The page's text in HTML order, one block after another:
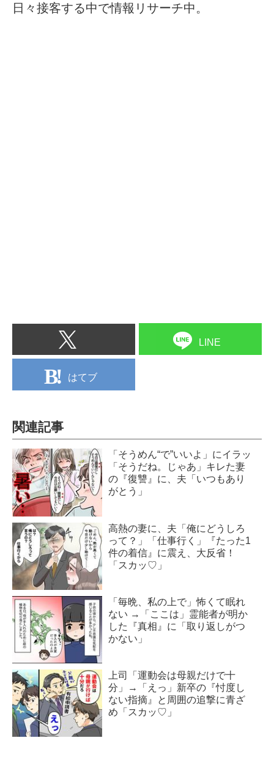
日々接客する中で情報リサーチ中。
LINE
はてブ
関連記事
「そうめん“で”いいよ」にイラッ
「そうだね。じゃあ」キレた妻
の『復讐』に、夫「いつもあり
がとう」
高熱の妻に、夫「俺にどうしろ
って？」「仕事行く」『たった1
件の着信』に震え、大反省！
「スカッ♡」
「毎晩、私の上で」怖くて眠れ
ない →「ここは」霊能者が明か
した『真相』に「取り返しがつ
かない」
上司「運動会は母親だけで十
分」→「えっ」新卒の『忖度し
ない指摘』と周囲の追撃に青ざ
め「スカッ♡」